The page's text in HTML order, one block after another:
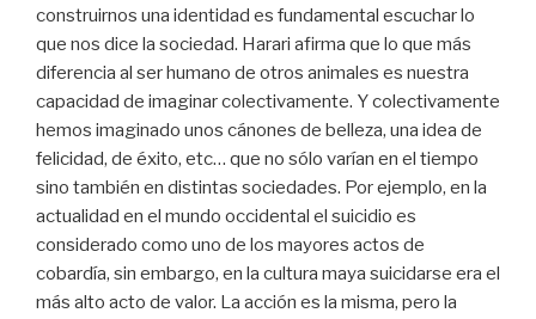
construirnos una identidad es fundamental escuchar lo
que nos dice la sociedad. Harari afirma que lo que más
diferencia al ser humano de otros animales es nuestra
capacidad de imaginar colectivamente. Y colectivamente
hemos imaginado unos cánones de belleza, una idea de
felicidad, de éxito, etc… que no sólo varían en el tiempo
sino también en distintas sociedades. Por ejemplo, en la
actualidad en el mundo occidental el suicidio es
considerado como uno de los mayores actos de
cobardía, sin embargo, en la cultura maya suicidarse era el
más alto acto de valor. La acción es la misma, pero la